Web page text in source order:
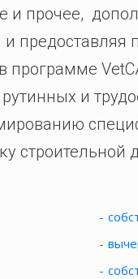
прочее,
программе
рутинных и